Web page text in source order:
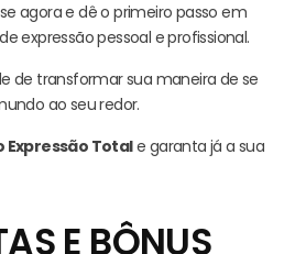
agora e dê o primeiro passo em
expressão pessoal e profissional.
de transformar sua maneira de se
ao seu redor.
Expressão Totale garanta já a sua
E BÔNUS